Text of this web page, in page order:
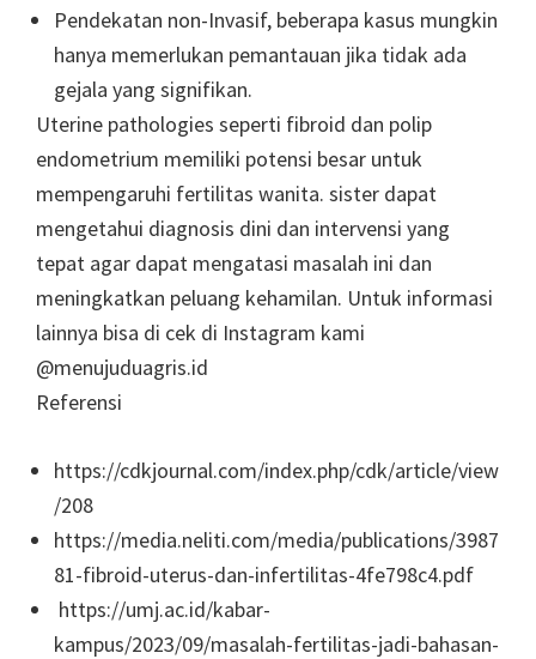
Pendekatan non-Invasif, beberapa kasus mungkin
hanya memerlukan pemantauan jika tidak ada
gejala yang signifikan.
Uterine pathologies seperti fibroid dan polip
endometrium memiliki potensi besar untuk
mempengaruhi fertilitas wanita. sister dapat
mengetahui diagnosis dini dan intervensi yang
tepat agar dapat mengatasi masalah ini dan
meningkatkan peluang kehamilan. Untuk informasi
lainnya bisa di cek di Instagram kami
@menujuduagris.id
Referensi
https://cdkjournal.com/index.php/cdk/article/view
/208
https://media.neliti.com/media/publications/3987
81-fibroid-uterus-dan-infertilitas-4fe798c4.pdf
https://umj.ac.id/kabar-
kampus/2023/09/masalah-fertilitas-jadi-bahasan-